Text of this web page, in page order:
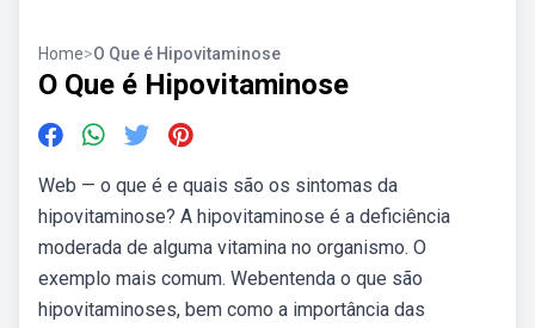
Home>O Que é Hipovitaminose
O Que é Hipovitaminose
Web — o que é e quais são os sintomas da
hipovitaminose? A hipovitaminose é a deficiência
moderada de alguma vitamina no organismo. O
exemplo mais comum. Webentenda o que são
hipovitaminoses, bem como a importância das